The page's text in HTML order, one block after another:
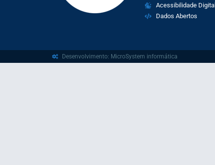
Acessibilidade Digital
Dados Abertos
Desenvolvimento: MicroSystem informática